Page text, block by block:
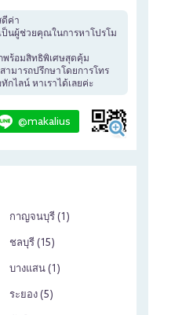
ดีค่า
เป็นผู้ช่วยคุณในการหาโปรโม
พร้อมสิทธิพิเศษสุดคุ้ม
ามารถปรึกษาโดยการโทร
กไลน์ หาเราได้เลยค่ะ
@makalius
กาญจนบุรี (1 )
ชลบุรี (15)
บางแสน (1 )
ระยอง (5)